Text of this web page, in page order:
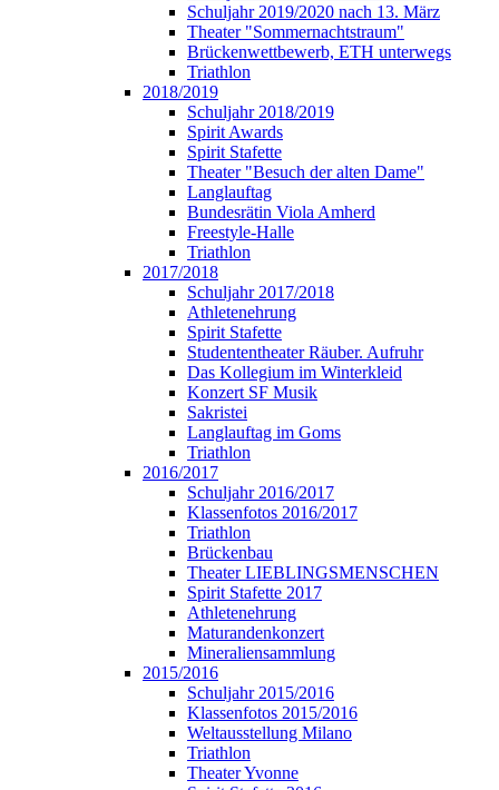
Schuljahr 2019/2020 nach 13. März
Theater "Sommernachtstraum"
Brückenwettbewerb, ETH unterwegs
Triathlon
2018/2019
Schuljahr 2018/2019
Spirit Awards
Spirit Stafette
Theater "Besuch der alten Dame"
Langlauftag
Bundesrätin Viola Amherd
Freestyle-Halle
Triathlon
2017/2018
Schuljahr 2017/2018
Athletenehrung
Spirit Stafette
Studententheater Räuber. Aufruhr
Das Kollegium im Winterkleid
Konzert SF Musik
Sakristei
Langlauftag im Goms
Triathlon
2016/2017
Schuljahr 2016/2017
Klassenfotos 2016/2017
Triathlon
Brückenbau
Theater LIEBLINGSMENSCHEN
Spirit Stafette 2017
Athletenehrung
Maturandenkonzert
Mineraliensammlung
2015/2016
Schuljahr 2015/2016
Klassenfotos 2015/2016
Weltausstellung Milano
Triathlon
Theater Yvonne